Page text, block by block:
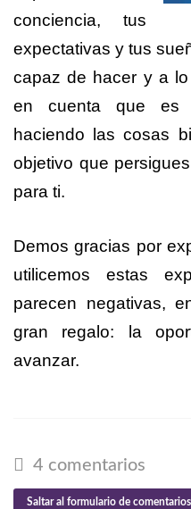
conciencia, tus
expectativas y tus
capaz de hacer y a
en cuenta que es
haciendo las cosas
objetivo que
para ti.
Demos gracias por
utilicemos estas
parecen negativas,
gran regalo: la
avanzar.
4 comentarios
Saltar al formulario de comentarios